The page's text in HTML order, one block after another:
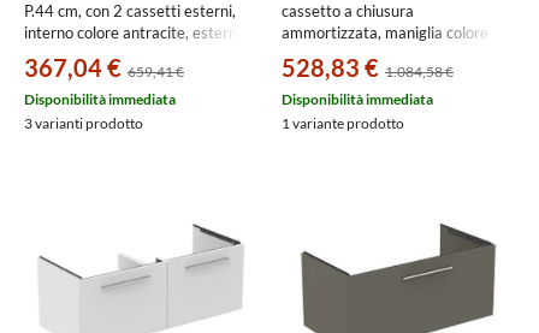
P.44 cm, con 2 cassetti esterni,
interno colore antracite, esterno
T5255DU
367,04 € 659,41 €
Disponibilità immediata
3 varianti prodotto
cassetto a chiusura
ammortizzata, maniglia colore
bianco finitura lucido
502.313.01.1
528,83 € 1.084,58 €
Disponibilità immediata
1 variante prodotto